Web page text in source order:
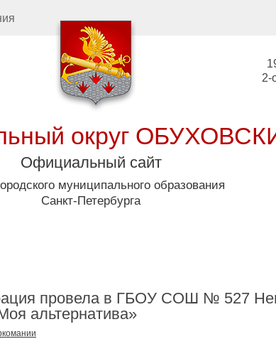
2-
округ
Официальный сайт
муниципального образования
Санкт-Петербурга
провела в ГБОУ СОШ № 527
альтернатива»